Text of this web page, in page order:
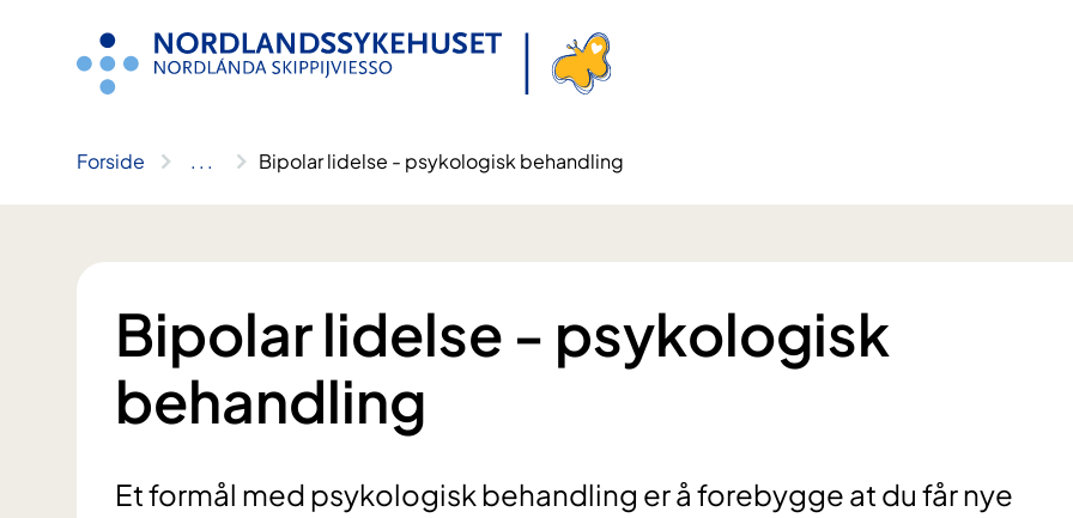
Forside .. . Bipolar lidelse - psykologisk behandling
Bipolar lidelse - psykologisk
behandling
Et formål med psykologisk behandling er å forebygge at du får nye